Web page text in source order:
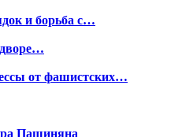
и борьба с…
от фашистских…
Пашиняна